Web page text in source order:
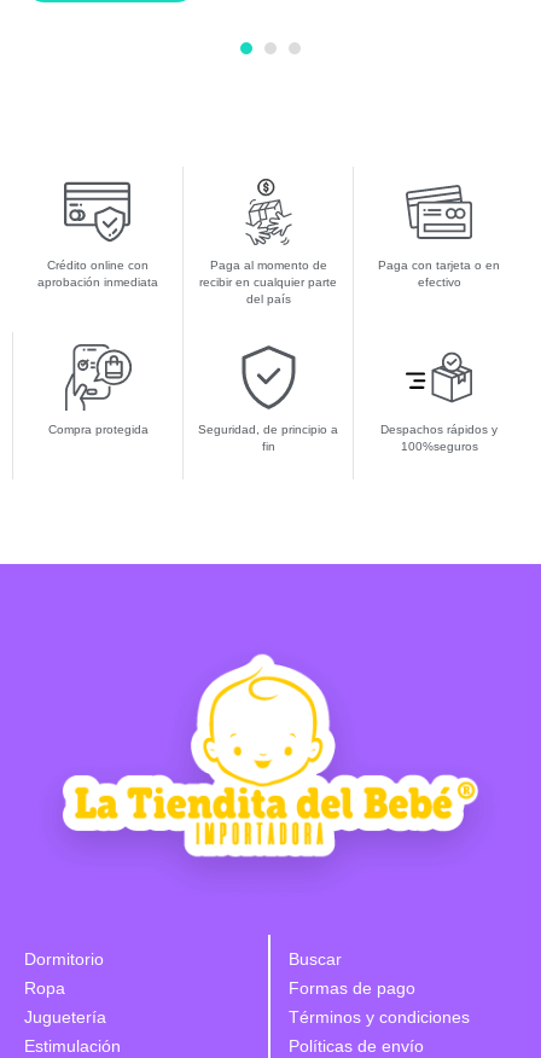
Crédito online con
aprobación inmediata
Paga al momento de
recibir en cualquier parte
del país
Paga con tarjeta o en
efectivo
Compra protegida
Seguridad, de principio a
fin
Despachos rápidos y
100%seguros
Dormitorio
Ropa
Juguetería
Estimulación
Buscar
Formas de pago
Términos y condiciones
Políticas de envío